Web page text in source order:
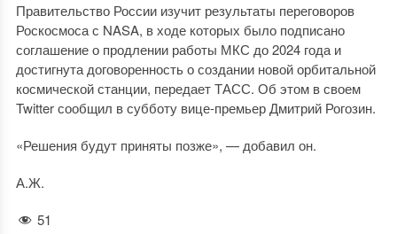
Правительство России изучит результаты переговоров
Роскосмоса с NASA, в ходе которых было подписано
соглашение о продлении работы МКС до 2024 года и
достигнута договоренность о создании новой орбитальной
космической станции, передает ТАСС. Об этом в своем
Twitter сообщил в субботу вице-премьер Дмитрий Рогозин.
«Решения будут приняты позже», — добавил он.
А.Ж.
51